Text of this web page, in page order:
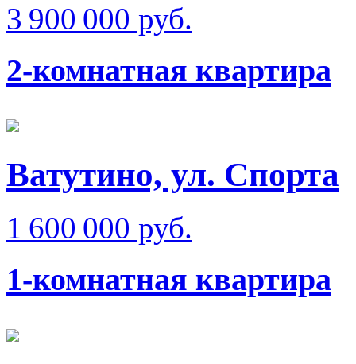
3 900 000 руб.
2-комнатная квартира
Ватутино, ул. Спорта
1 600 000 руб.
1-комнатная квартира